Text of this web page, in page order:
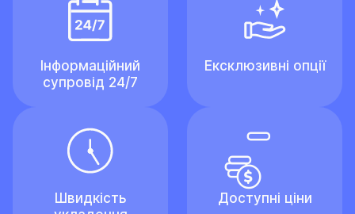
Інформаційний
супровід 24/7
Ексклюзивні опції
Швидкість
Доступні ціни